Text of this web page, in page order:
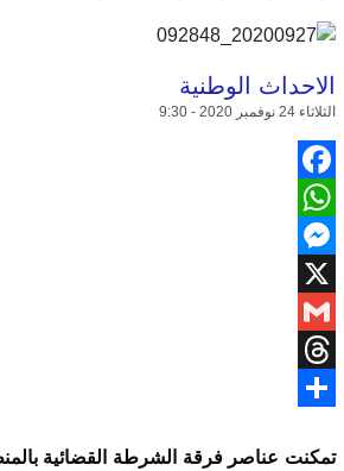
الاحداث الوطنية
الثلاثاء 24 نوفمبر 2020 - 9:30
Facebook
WhatsApp
Messenger
X
Gmail
Threads
تمكنت عناصر فرقة الشرطة القضائية